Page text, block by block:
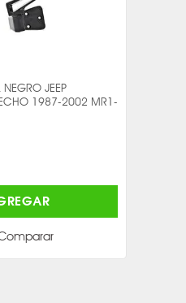
NEGRO JEEP
1987-2002 MR1-